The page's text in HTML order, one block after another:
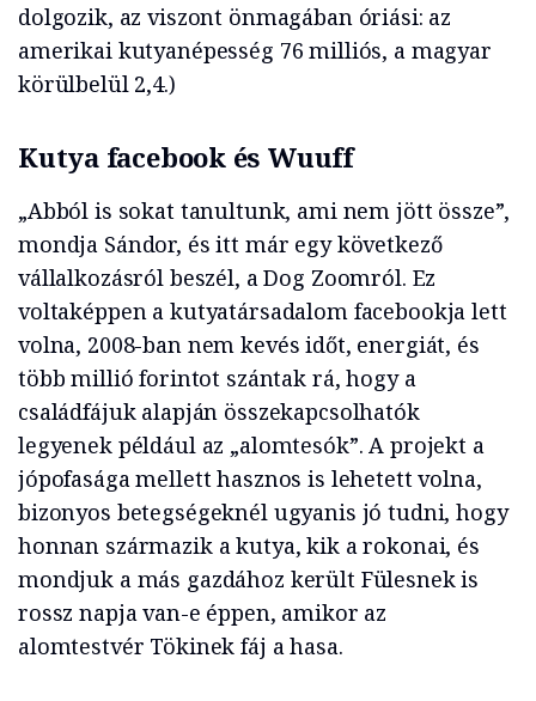
dolgozik, az viszont önmagában óriási: az
amerikai kutyanépesség 76 milliós, a magyar
körülbelül 2,4.)
Kutya facebook és Wuuff
„Abból is sokat tanultunk, ami nem jött össze”,
mondja Sándor, és itt már egy következő
vállalkozásról beszél, a Dog Zoomról. Ez
voltaképpen a kutyatársadalom facebookja lett
volna, 2008-ban nem kevés időt, energiát, és
több millió forintot szántak rá, hogy a
családfájuk alapján összekapcsolhatók
legyenek például az „alomtesók”. A projekt a
jópofasága mellett hasznos is lehetett volna,
bizonyos betegségeknél ugyanis jó tudni, hogy
honnan származik a kutya, kik a rokonai, és
mondjuk a más gazdához került Fülesnek is
rossz napja van-e éppen, amikor az
alomtestvér Tökinek fáj a hasa.